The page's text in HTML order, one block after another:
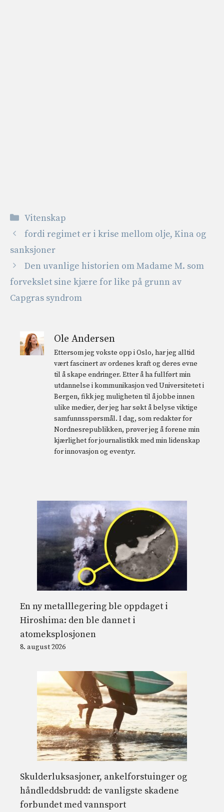
Kategorier
Vitenskap
fordi regimet er i krise mellom olje, Kina og
sanksjoner
Den uvanlige historien om Madame M. som
forvekslet sine kjære for like på grunn av
Capgras syndrom
Ole Andersen
Ettersom jeg vokste opp i Oslo, har jeg alltid
vært fascinert av ordenes kraft og deres evne
til å skape endringer. Etter å ha fullført min
utdannelse i kommunikasjon ved Universitetet i
Bergen, fikk jeg muligheten til å jobbe innen
ulike medier, der jeg har søkt å belyse viktige
samfunnsspørsmål. I dag, som redaktør for
Nordnesrepublikken, prøver jeg å forene min
kjærlighet for journalistikk med min lidenskap
for innovasjon og eventyr.
En ny metalllegering ble oppdaget i
Hiroshima: den ble dannet i
atomeksplosjonen
8. august 2026
Skulderluksasjoner, ankelforstuinger og
håndleddsbrudd: de vanligste skadene
forbundet med vannsport